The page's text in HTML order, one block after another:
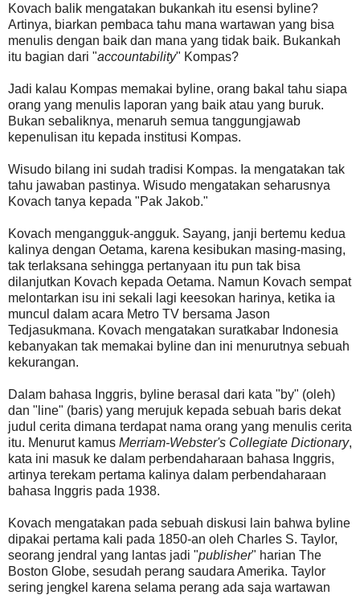
Kovach balik mengatakan bukankah itu esensi byline?
Artinya, biarkan pembaca tahu mana wartawan yang bisa
menulis dengan baik dan mana yang tidak baik. Bukankah
itu bagian dari "accountability" Kompas?
Jadi kalau Kompas memakai byline, orang bakal tahu siapa
orang yang menulis laporan yang baik atau yang buruk.
Bukan sebaliknya, menaruh semua tanggungjawab
kepenulisan itu kepada institusi Kompas.
Wisudo bilang ini sudah tradisi Kompas. Ia mengatakan tak
tahu jawaban pastinya. Wisudo mengatakan seharusnya
Kovach tanya kepada "Pak Jakob."
Kovach mengangguk-angguk. Sayang, janji bertemu kedua
kalinya dengan Oetama, karena kesibukan masing-masing,
tak terlaksana sehingga pertanyaan itu pun tak bisa
dilanjutkan Kovach kepada Oetama. Namun Kovach sempat
melontarkan isu ini sekali lagi keesokan harinya, ketika ia
muncul dalam acara Metro TV bersama Jason
Tedjasukmana. Kovach mengatakan suratkabar Indonesia
kebanyakan tak memakai byline dan ini menurutnya sebuah
kekurangan.
Dalam bahasa Inggris, byline berasal dari kata "by" (oleh)
dan "line" (baris) yang merujuk kepada sebuah baris dekat
judul cerita dimana terdapat nama orang yang menulis cerita
itu. Menurut kamus Merriam-Webster's Collegiate Dictionary,
kata ini masuk ke dalam perbendaharaan bahasa Inggris,
artinya terekam pertama kalinya dalam perbendaharaan
bahasa Inggris pada 1938.
Kovach mengatakan pada sebuah diskusi lain bahwa byline
dipakai pertama kali pada 1850-an oleh Charles S. Taylor,
seorang jendral yang lantas jadi "publisher" harian The
Boston Globe, sesudah perang saudara Amerika. Taylor
sering jengkel karena selama perang ada saja wartawan